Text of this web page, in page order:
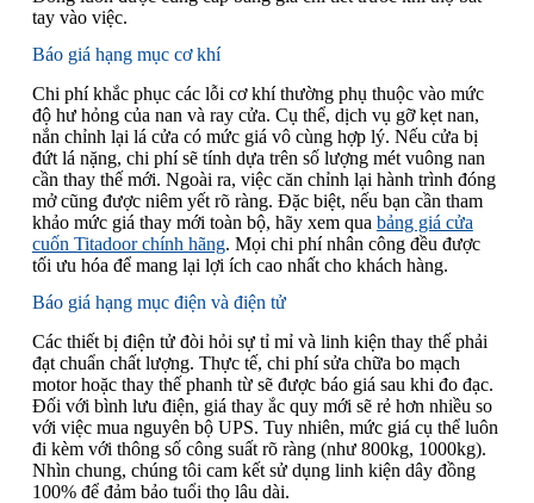
tay vào việc.
Báo giá hạng mục cơ khí
Chi phí khắc phục các lỗi cơ khí thường phụ thuộc vào mức
độ hư hỏng của nan và ray cửa. Cụ thể, dịch vụ gỡ kẹt nan,
nắn chỉnh lại lá cửa có mức giá vô cùng hợp lý. Nếu cửa bị
đứt lá nặng, chi phí sẽ tính dựa trên số lượng mét vuông nan
cần thay thế mới. Ngoài ra, việc căn chỉnh lại hành trình đóng
mở cũng được niêm yết rõ ràng. Đặc biệt, nếu bạn cần tham
khảo mức giá thay mới toàn bộ, hãy xem qua bảng giá cửa
cuốn Titadoor chính hãng. Mọi chi phí nhân công đều được
tối ưu hóa để mang lại lợi ích cao nhất cho khách hàng.
Báo giá hạng mục điện và điện tử
Các thiết bị điện tử đòi hỏi sự tỉ mỉ và linh kiện thay thế phải
đạt chuẩn chất lượng. Thực tế, chi phí sửa chữa bo mạch
motor hoặc thay thế phanh từ sẽ được báo giá sau khi đo đạc.
Đối với bình lưu điện, giá thay ắc quy mới sẽ rẻ hơn nhiều so
với việc mua nguyên bộ UPS. Tuy nhiên, mức giá cụ thể luôn
đi kèm với thông số công suất rõ ràng (như 800kg, 1000kg).
Nhìn chung, chúng tôi cam kết sử dụng linh kiện dây đồng
100% để đảm bảo tuổi thọ lâu dài.